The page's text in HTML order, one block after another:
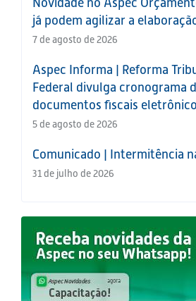
já podem agilizar a
7 de agosto de 2026
Aspec Informa | Reforma
Federal divulga cronograma
documentos fiscais
5 de agosto de 2026
Comunicado | Intermitência
31 de julho de 2026